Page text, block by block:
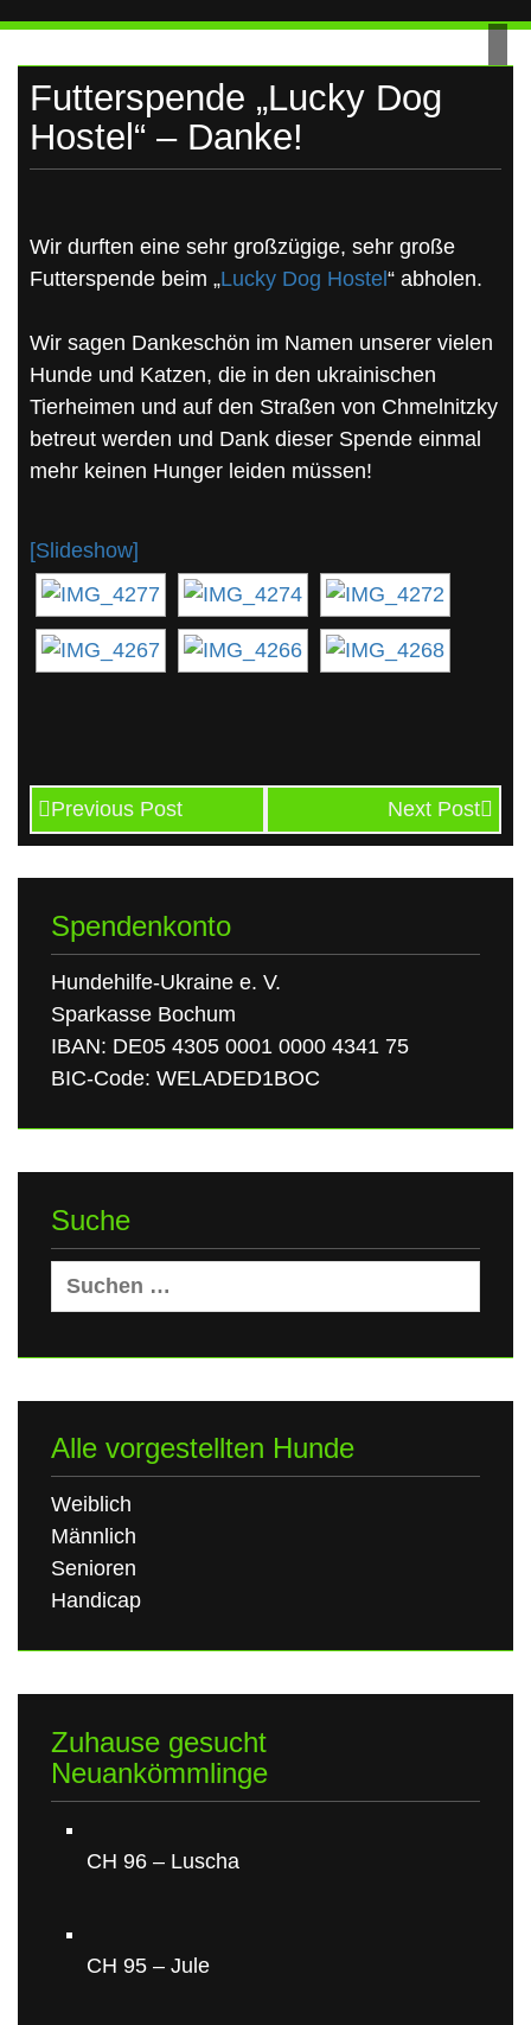
Futterspende „Lucky Dog
Hostel“ – Danke!
Wir durften eine sehr großzügige, sehr große
Futterspende beim „Lucky Dog Hostel “ abholen.
Wir sagen Dankeschön im Namen unserer vielen
Hunde und Katzen, die in den ukrainischen
Tierheimen und auf den Straßen von Chmelnitzky
betreut werden und Dank dieser Spende einmal
mehr keinen Hunger leiden müssen!
[Slideshow]
Previous Post Next Post
Spendenkonto
Hundehilfe-Ukraine e. V.
Sparkasse Bochum
IBAN: DE05 4305 0001 0000 4341 75
BIC-Code: WELADED1BOC
Suche
Suchen
nach:
Alle vorgestellten Hunde
Weiblich
Männlich
Senioren
Handicap
Zuhause gesucht
Neuankömmlinge
CH 96 – Luscha
CH 95 – Jule